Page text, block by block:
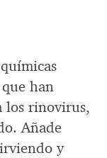
han
los rinovirus,
Añade
y